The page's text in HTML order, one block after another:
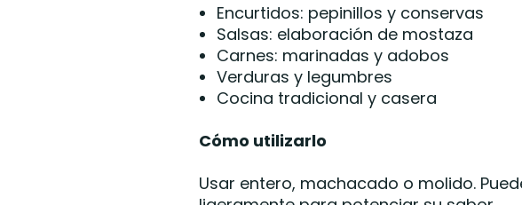
Encurtidos: pepinillos y conservas
Salsas: elaboración de mostaza
Carnes: marinadas y adobos
Verduras y legumbres
Cocina tradicional y casera
Cómo utilizarlo
Usar entero, machacado o molido.